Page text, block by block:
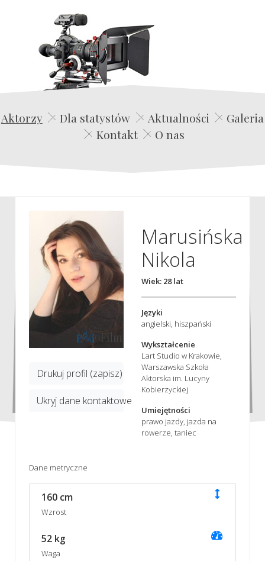
Edwin Film Agencja Aktorska
Aktorzy Dla statystów Aktualności
Galeria
Kontakt
O nas
Drukuj profil (zapisz)
Ukryj dane kontaktowe
Marusińska
Nikola
Wiek: 28 lat
Języki
angielski, hiszpański
Wykształcenie
Lart Studio w Krakowie,
Warszawska Szkoła
Aktorska im. Lucyny
Kobierzyckiej
Umiejętności
prawo jazdy, jazda na
rowerze, taniec
Dane metryczne
160 cm
Wzrost
52 kg
Waga